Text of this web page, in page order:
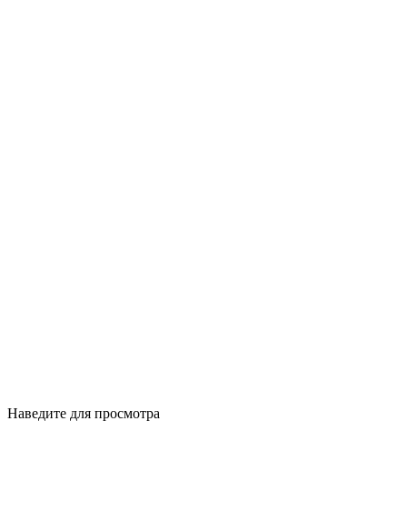
Наведите для просмотра